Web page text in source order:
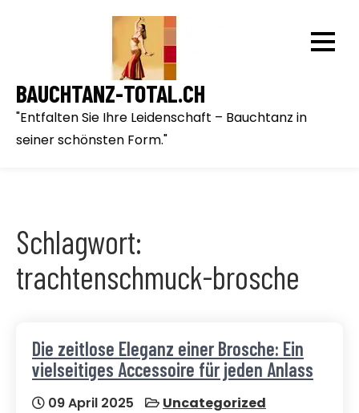
BAUCHTANZ-TOTAL.CH
"Entfalten Sie Ihre Leidenschaft – Bauchtanz in
seiner schönsten Form."
Schlagwort:
trachtenschmuck-brosche
Die zeitlose Eleganz einer Brosche: Ein
vielseitiges Accessoire für jeden Anlass
09 April 2025 Uncategorized